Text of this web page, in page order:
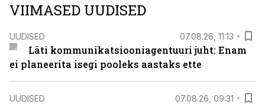
VIIMASED UUDISED
UUDISED 07.08.26, 11:13
Läti kommunikatsiooniagentuuri juht: Enam
ei planeerita isegi pooleks aastaks ette
UUDISED 07.08.26, 09:31